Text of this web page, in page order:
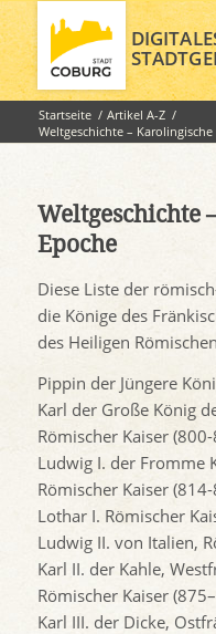
Startseite / Artikel A-Z /
Weltgeschichte – Karolingische
Weltgeschichte
Epoche
Diese Liste der
die Könige des
des Heiligen
Pippin der Jüngere
Karl der Große König
Römischer Kaiser
Ludwig I. der Fromme
Römischer Kaiser
Lothar I. Römischer
Ludwig II. von Italien,
Karl II. der Kahle,
Römischer Kaiser
Karl III. der Dicke,